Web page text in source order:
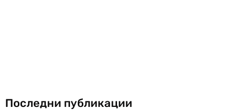
Последни публикации